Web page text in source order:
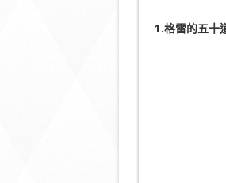
1.格雷的五十